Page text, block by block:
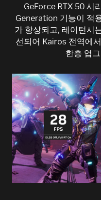
GeForce RTX 50 시
Generation 기능이 적
가 향상되고, 레이턴시
선되어 Kairos 전역에서
한층 업